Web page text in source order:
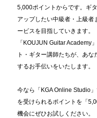
5,000ポイントからです。ギ
アップしたい中級者・上級
ービスを目指していきます。
「KOUJUN Guitar Academy
ト・ギター講師たちが、あ
するお手伝いをいたします。
今なら「KGA Online Studio
を受けられるポイントを「
機会にぜひお試しください。